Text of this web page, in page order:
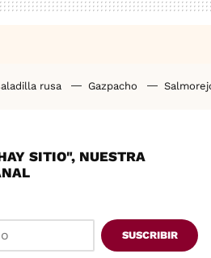
rusa Gazpacho
SITIO", NUESTRA
SUSCRIBIR